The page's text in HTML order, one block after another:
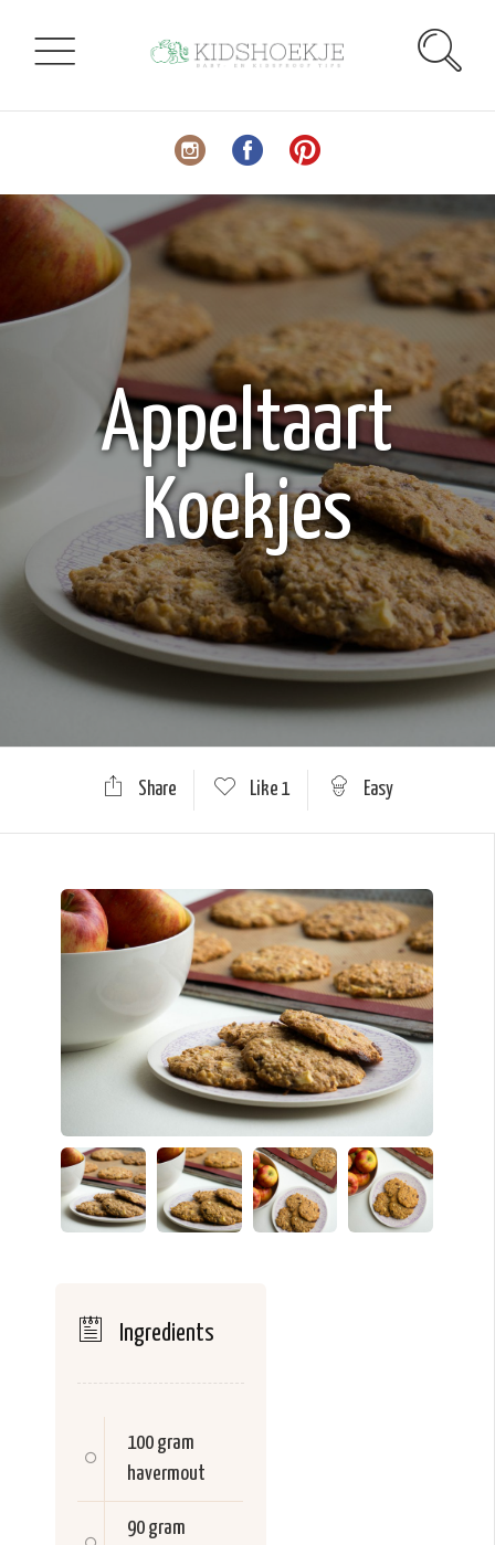
Appeltaart
Koekjes
Share Like 1 Easy
Ingredients
100 gram
havermout
90 gram